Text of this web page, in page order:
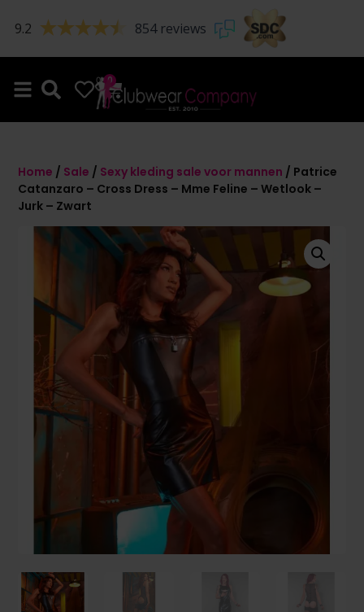
9.2 854 reviews
0 0
Home / Sale / Sexy kleding sale voor mannen / Patrice
Catanzaro – Cross Dress – Mme Feline – Wetlook –
Jurk – Zwart